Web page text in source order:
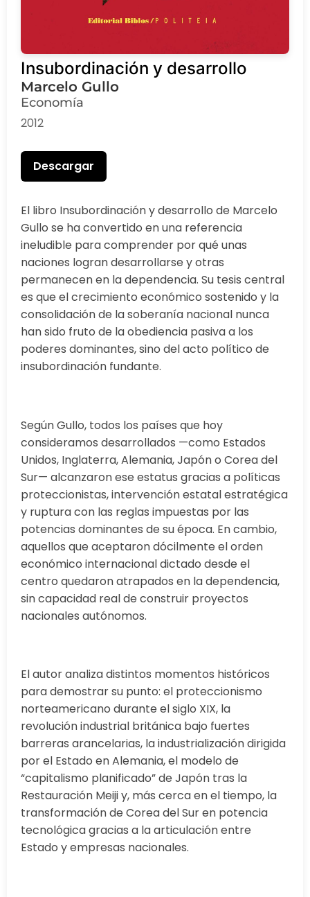
Insubordinación y desarrollo
Marcelo Gullo
Economía
2012
Descargar
El libro Insubordinación y desarrollo de Marcelo
Gullo se ha convertido en una referencia
ineludible para comprender por qué unas
naciones logran desarrollarse y otras
permanecen en la dependencia. Su tesis central
es que el crecimiento económico sostenido y la
consolidación de la soberanía nacional nunca
han sido fruto de la obediencia pasiva a los
poderes dominantes, sino del acto político de
insubordinación fundante.
Según Gullo, todos los países que hoy
consideramos desarrollados —como Estados
Unidos, Inglaterra, Alemania, Japón o Corea del
Sur— alcanzaron ese estatus gracias a políticas
proteccionistas, intervención estatal estratégica
y ruptura con las reglas impuestas por las
potencias dominantes de su época. En cambio,
aquellos que aceptaron dócilmente el orden
económico internacional dictado desde el
centro quedaron atrapados en la dependencia,
sin capacidad real de construir proyectos
nacionales autónomos.
El autor analiza distintos momentos históricos
para demostrar su punto: el proteccionismo
norteamericano durante el siglo XIX, la
revolución industrial británica bajo fuertes
barreras arancelarias, la industrialización dirigida
por el Estado en Alemania, el modelo de
“capitalismo planificado” de Japón tras la
Restauración Meiji y, más cerca en el tiempo, la
transformación de Corea del Sur en potencia
tecnológica gracias a la articulación entre
Estado y empresas nacionales.